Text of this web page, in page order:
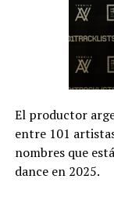
El productor
entre 101
nombres que
dance en 2025.